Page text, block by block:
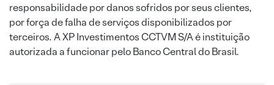
responsabilidade por danos sofridos por seus clientes,
por força de falha de serviços disponibilizados por
terceiros. A XP Investimentos CCTVM S/A é instituição
autorizada a funcionar pelo Banco Central do Brasil.